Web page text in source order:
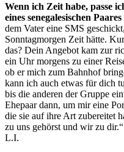
Wenn ich Zeit habe, passe
eines senegalesischen
dem Vater eine SMS
Sonntagmorgen Zeit hätte.
das? Dein Angebot kam zur
ein Uhr morgens zu einer
ob er mich zum Bahnhof
kann ich auch etwas für dich
bis die anderen der Gruppe
Ehepaar dann, um mir eine
die sie auf ihre Art zubereitet
zu uns gehörst und wir zu dir.“
L.I.